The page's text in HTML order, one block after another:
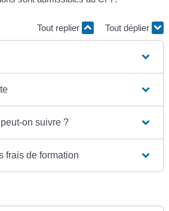
Tout replier Tout déplier
on suivre ?
frais de formation